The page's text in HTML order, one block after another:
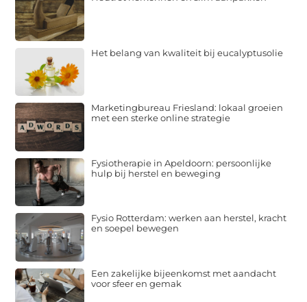
Het belang van kwaliteit bij eucalyptusolie
Marketingbureau Friesland: lokaal groeien
met een sterke online strategie
Fysiotherapie in Apeldoorn: persoonlijke
hulp bij herstel en beweging
Fysio Rotterdam: werken aan herstel, kracht
en soepel bewegen
Een zakelijke bijeenkomst met aandacht
voor sfeer en gemak